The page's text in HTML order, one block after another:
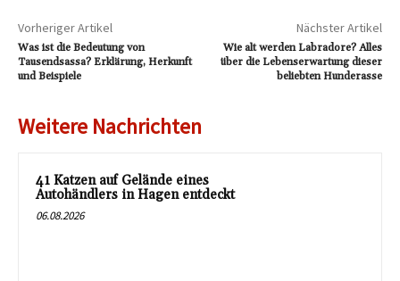
Vorheriger Artikel
Was ist die Bedeutung von
Tausendsassa? Erklärung, Herkunft
und Beispiele
Nächster Artikel
Wie alt werden Labradore? Alles
über die Lebenserwartung dieser
beliebten Hunderasse
Weitere Nachrichten
41 Katzen auf Gelände eines
Autohändlers in Hagen entdeckt
06.08.2026